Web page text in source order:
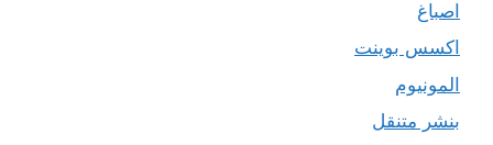
اصباغ
اكسس بوينت
المونيوم
بنشر متنقل